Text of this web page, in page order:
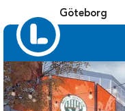
Göteborg